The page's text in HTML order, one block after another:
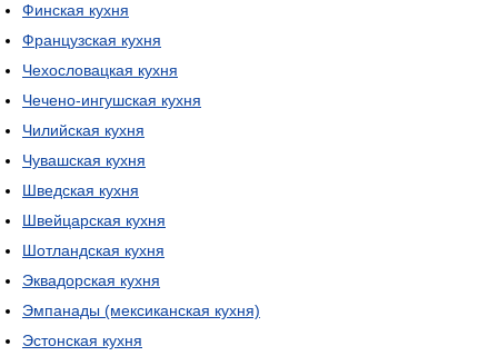
Финская кухня
Французская кухня
Чехословацкая кухня
Чечено-ингушская кухня
Чилийская кухня
Чувашская кухня
Шведская кухня
Швейцарская кухня
Шотландская кухня
Эквадорская кухня
Эмпанады (мексиканская кухня)
Эстонская кухня